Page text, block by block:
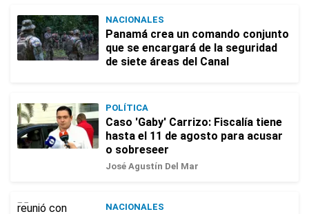
NACIONALES
Panamá crea un comando conjunto
que se encargará de la seguridad
de siete áreas del Canal
POLÍTICA
Caso 'Gaby' Carrizo: Fiscalía tiene
hasta el 11 de agosto para acusar
o sobreseer
José Agustín Del Mar
NACIONALES